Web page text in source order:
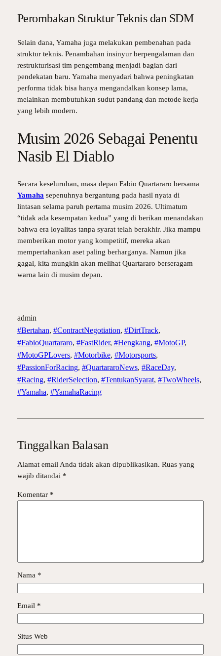
Perombakan Struktur Teknis dan SDM
Selain dana, Yamaha juga melakukan pembenahan pada
struktur teknis. Penambahan insinyur berpengalaman dan
restrukturisasi tim pengembang menjadi bagian dari
pendekatan baru. Yamaha menyadari bahwa peningkatan
performa tidak bisa hanya mengandalkan konsep lama,
melainkan membutuhkan sudut pandang dan metode kerja
yang lebih modern.
Musim 2026 Sebagai Penentu
Nasib El Diablo
Secara keseluruhan, masa depan Fabio Quartararo bersama
Yamaha sepenuhnya bergantung pada hasil nyata di
lintasan selama paruh pertama musim 2026. Ultimatum
“tidak ada kesempatan kedua” yang di berikan menandakan
bahwa era loyalitas tanpa syarat telah berakhir. Jika mampu
memberikan motor yang kompetitif, mereka akan
mempertahankan aset paling berharganya. Namun jika
gagal, kita mungkin akan melihat Quartararo berseragam
warna lain di musim depan.
admin
#Bertahan, #ContractNegotiation, #DirtTrack
#FabioQuartararo, #FastRider, #Hengkang, #MotoGP
#MotoGPLovers, #Motorbike, #Motorsports
#PassionForRacing, #QuartararoNews, #RaceDay
#Racing, #RiderSelection, #TentukanSyarat, #TwoWheels
#Yamaha, #YamahaRacing
Tinggalkan Balasan
Alamat email Anda tidak akan dipublikasikan. Ruas yang
wajib ditandai *
Komentar *
Nama *
Email *
Situs Web